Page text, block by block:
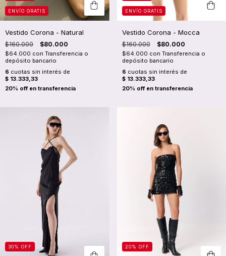
ENVÍO GRATIS
Vestido Corona - Natural
$160.000 $80.000
$64.000 con Transferencia o
depósito bancario
6 cuotas sin interés de
$ 13.333,33
ENVÍO GRATIS
Vestido Corona - Mocca
$160.000 $80.000
$64.000 con Transferencia o
depósito bancario
6 cuotas sin interés de
$ 13.333,33
30% OFF 20% OFF